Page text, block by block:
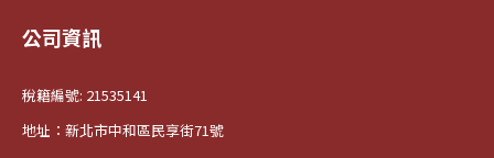
公司資訊
稅籍編號: 21535141
地址：新北市中和區民享街71號